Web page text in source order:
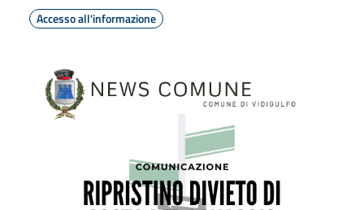
Accesso all'informazione